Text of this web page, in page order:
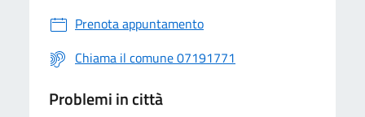
Prenota appuntamento
Chiama il comune 07191771
Problemi in città